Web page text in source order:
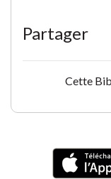
Partager
Cette